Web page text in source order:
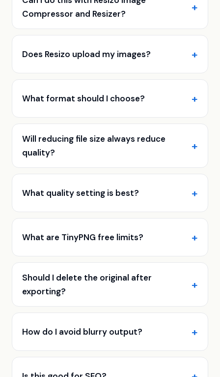
Compressor and Resizer?
Does Resizo upload my images?
What format should I choose?
Will reducing file size always reduce
quality?
What quality setting is best?
What are TinyPNG free limits?
Should I delete the original after
exporting?
How do I avoid blurry output?